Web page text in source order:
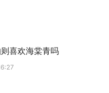
则喜欢海棠青吗